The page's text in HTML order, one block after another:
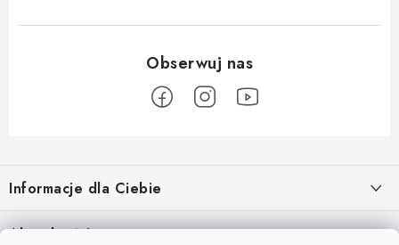
o
p
Informacje dla Ciebie
O nas
Aktualności